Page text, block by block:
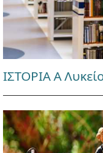
ΙΣΤΟΡΙΑ Α